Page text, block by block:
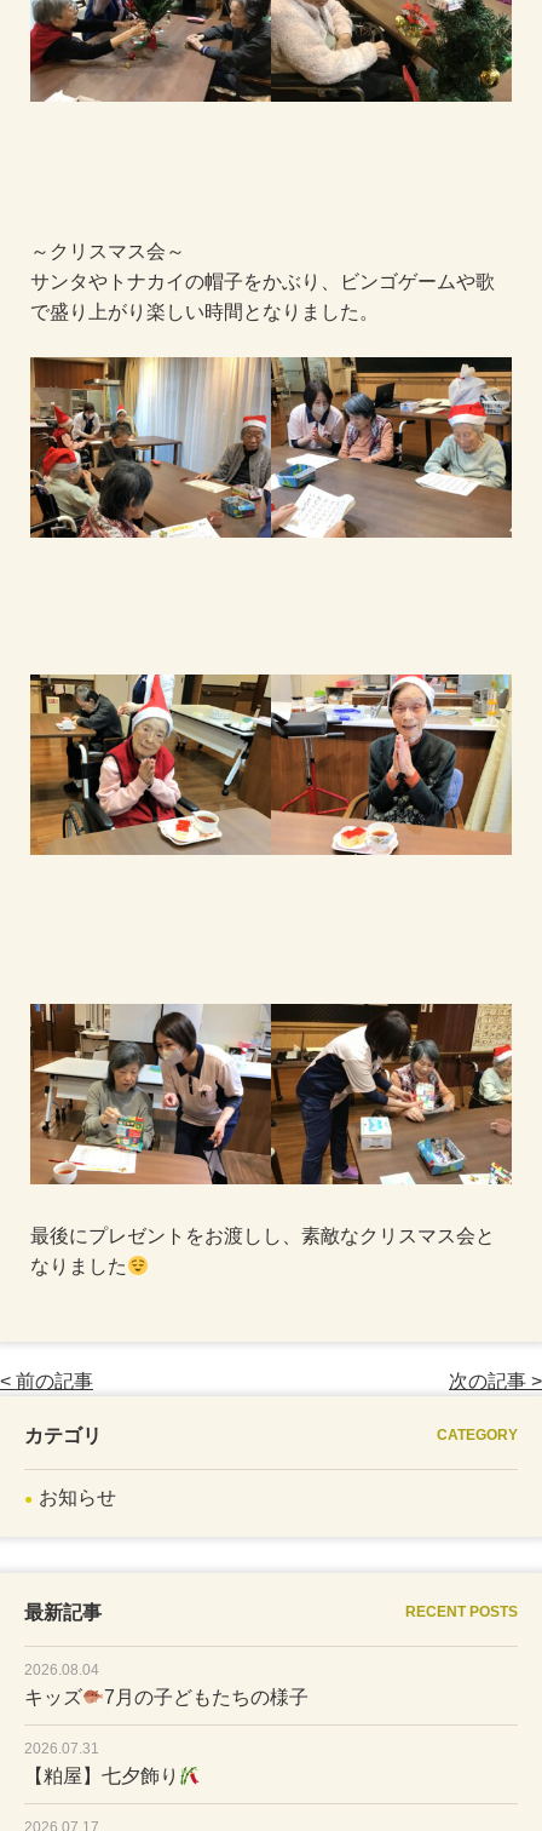
～クリスマス会～
サンタやトナカイの帽子をかぶり、ビンゴゲームや歌
で盛り上がり楽しい時間となりました。
最後にプレゼントをお渡しし、素敵なクリスマス会と
なりました
< 前の記事 次の記事 >
カテゴリ CATEGORY
お知らせ
最新記事 RECENT POSTS
2026.08.04
キッズ 7月の子どもたちの様子
2026.07.31
【粕屋】七夕飾り
2026.07.17